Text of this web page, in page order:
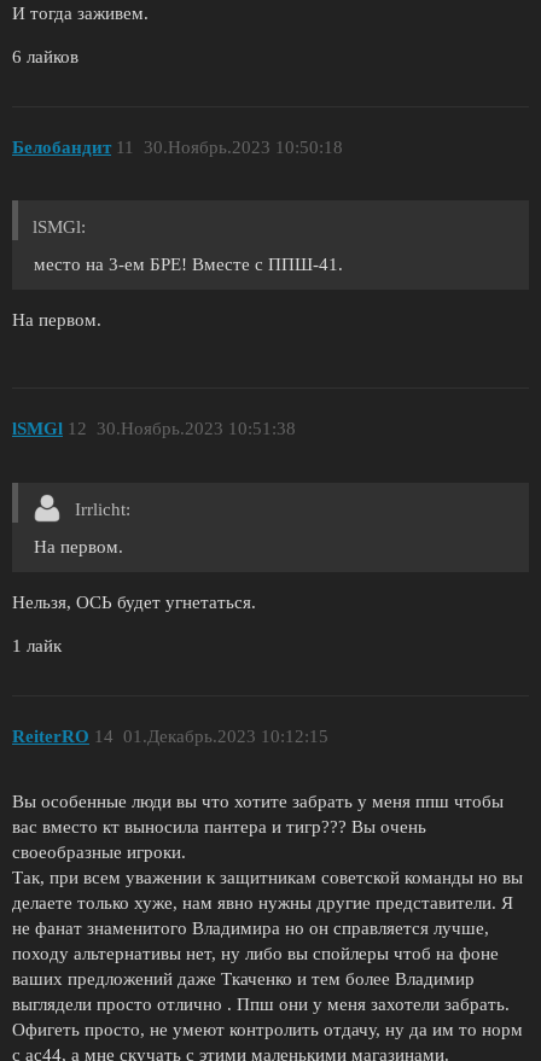
И тогда заживем.
6 лайков
Белобандит 30.Ноябрь.2023 10:50:18
11
lSMGl:
место на 3-ем БРЕ! Вместе с ППШ-41.
На первом.
lSMGl 30.Ноябрь.2023 10:51:38
12
Irrliсht:
На первом.
Нельзя, ОСЬ будет угнетаться.
1 лайк
ReiterRO 01.Декабрь.2023 10:12:15
14
Вы особенные люди вы что хотите забрать у меня ппш чтобы
вас вместо кт выносила пантера и тигр??? Вы очень
своеобразные игроки.
Так, при всем уважении к защитникам советской команды но вы
делаете только хуже, нам явно нужны другие представители. Я
не фанат знаменитого Владимира но он справляется лучше,
походу альтернативы нет, ну либо вы спойлеры чтоб на фоне
ваших предложений даже Ткаченко и тем более Владимир
выглядели просто отлично . Ппш они у меня захотели забрать.
Офигеть просто, не умеют контролить отдачу, ну да им то норм
с ас44, а мне скучать с этими маленькими магазинами.